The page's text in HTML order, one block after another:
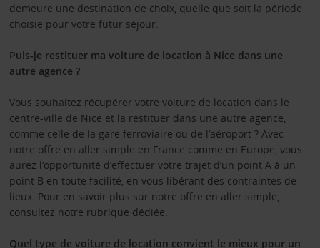
demeure une destination de choix, quelle que soit la période
choisie pour votre futur séjour.
Puis-je restituer ma voiture de location à Nice dans une
autre agence ?
Vous souhaitez récupérer votre voiture de location dans le
centre-ville de Nice et la restituer dans une autre agence,
comme celle de la gare ferroviaire ou de l’aéroport ? Avec
notre offre en aller simple en France comme en Europe, vous
aurez l’opportunité d’effectuer votre trajet d’un point A à un
point B en toute facilité, en vous libérant des contraintes de
lieux. Pour en savoir plus sur notre offre en aller simple,
consultez notre rubrique dédiée
Quel type de voiture de location convient le mieux pour un